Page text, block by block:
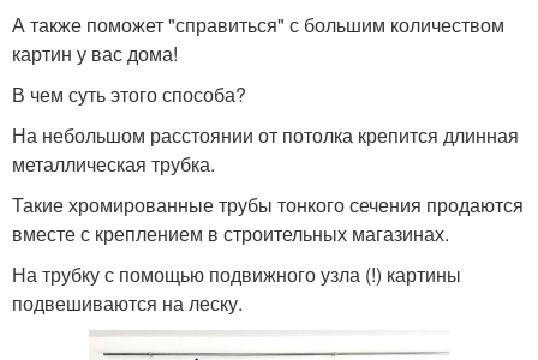
А также поможет "справиться" с большим количеством
картин у вас дома!
В чем суть этого способа?
На небольшом расстоянии от потолка крепится длинная
металлическая трубка.
Такие хромированные трубы тонкого сечения продаются
вместе с креплением в строительных магазинах.
На трубку с помощью подвижного узла (!) картины
подвешиваются на леску.